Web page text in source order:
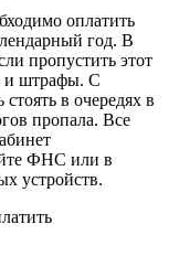
оплатить
год. В
пропустить этот
и штрафы. С
в очередях в
пропала. Все
ФНС или в
устройств.